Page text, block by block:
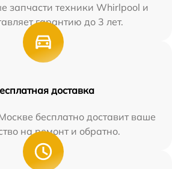
запчасти техники Whirlpool и
гарантию до 3 лет.
доставка
бесплатно доставит ваше
на ремонт и обратно.